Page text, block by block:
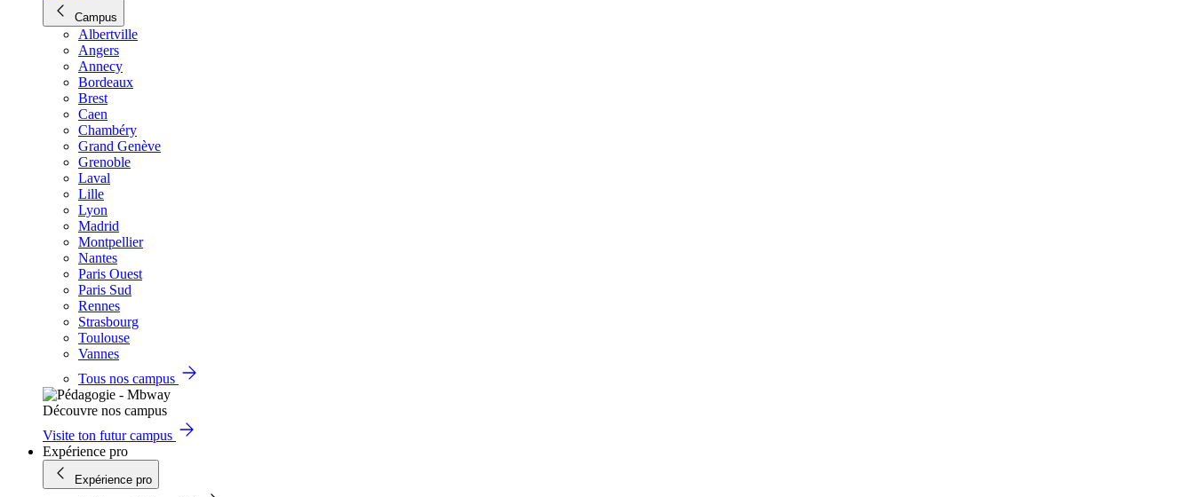
Campus
Albertville
Angers
Annecy
Bordeaux
Brest
Caen
Chambéry
Grand Genève
Grenoble
Laval
Lille
Lyon
Madrid
Montpellier
Nantes
Paris Ouest
Paris Sud
Rennes
Strasbourg
Toulouse
Vannes
Tous nos campus
Découvre nos campus
Visite ton futur campus
Expérience pro
Expérience pro